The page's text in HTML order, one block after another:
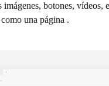
imágenes, botones, vídeos,
una página .